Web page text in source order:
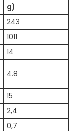
g)
243
1011
14
4.8
15
2,4
0,7